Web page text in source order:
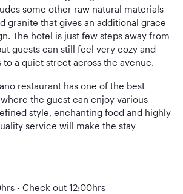
some other raw natural materials
granite that gives an additional grace
The hotel is just few steps away from
guests can still feel very cozy and
a quiet street across the avenue.
restaurant has one of the best
the guest can enjoy various
style, enchanting food and highly
service will make the stay
- Check out 12:00hrs